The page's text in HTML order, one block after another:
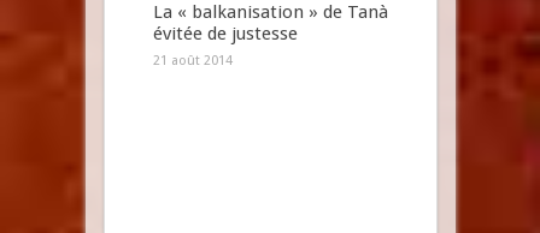
La « balkanisation » de Tanà
évitée de justesse
21 août 2014